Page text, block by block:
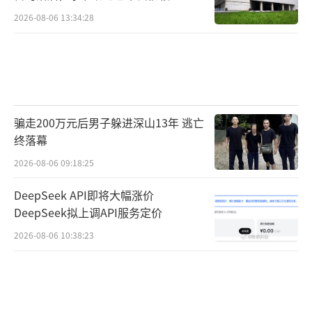
馏技术
2026-08-06 13:34:28
骗走200万元后男子躲进深山13年 逃亡
终落幕
2026-08-06 09:18:25
DeepSeek API即将大幅涨价
DeepSeek拟上调API服务定价
2026-08-06 10:38:23